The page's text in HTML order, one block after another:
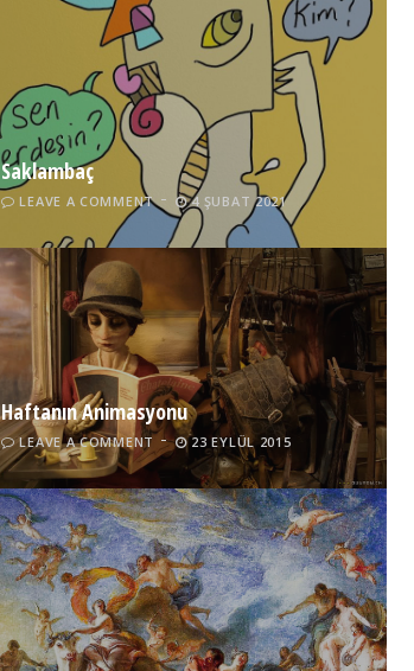
Saklambaç
LEAVE A COMMENT 4 ŞUBAT 2021
Haftanın Animasyonu
LEAVE A COMMENT 23 EYLÜL 2015